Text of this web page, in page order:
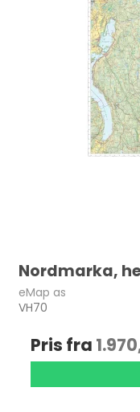
Nordmarka,
eMap as
VH70
Pris fra